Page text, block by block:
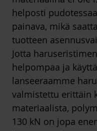
helposti
painava, mikä
tuotteen
Jotta
helpompaa ja
lanseeraamme
valmistettu erittäin
materiaalista,
130 kN on jopa